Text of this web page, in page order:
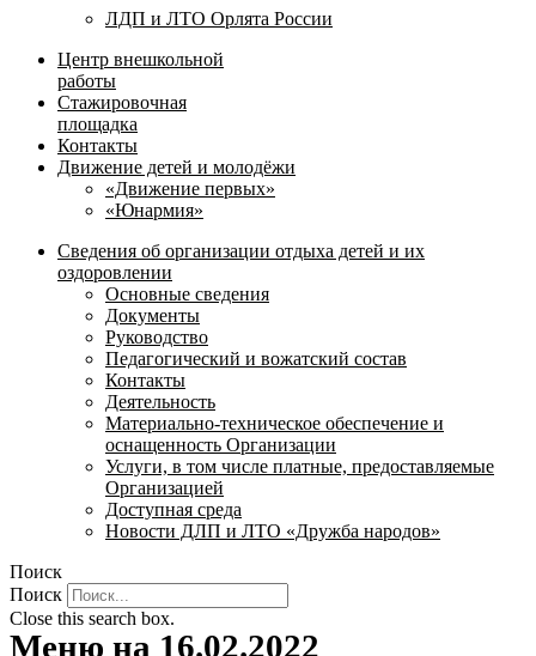
ЛДП и ЛТО Орлята России
Центр внешкольной
работы
Стажировочная
площадка
Контакты
Движение детей и молодёжи
«Движение первых»
«Юнармия»
Сведения об организации отдыха детей и их
оздоровлении
Основные сведения
Документы
Руководство
Педагогический и вожатский состав
Контакты
Деятельность
Материально-техническое обеспечение и
оснащенность Организации
Услуги, в том числе платные, предоставляемые
Организацией
Доступная среда
Новости ДЛП и ЛТО «Дружба народов»
Поиск
Поиск
Close this search box.
Меню на 16.02.2022